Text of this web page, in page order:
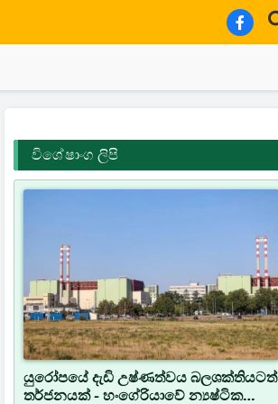
විශේෂාංග ලිපි
යුරෝපයේ දැඩි උෂ්ණත්වය බලශක්තියටත්
තර්ජනයක් - හංගේරියාවේ න්‍යෂ්ටික